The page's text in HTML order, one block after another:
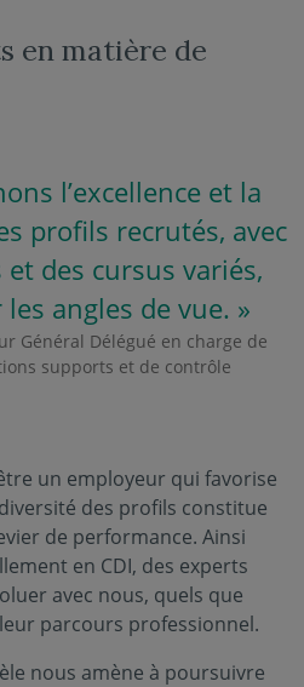
en matière de
l’excellence et la
profils recrutés, avec
des cursus variés,
angles de vue. »
Général Délégué en charge de
supports et de contrôle
un employeur qui favorise
des profils constitue
de performance. Ainsi
en CDI, des experts
avec nous, quels que
parcours professionnel.
nous amène à poursuivre